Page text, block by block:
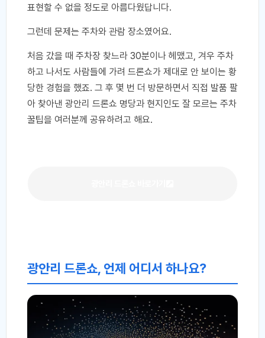
표현할 수 없을 정도로 아름다웠답니다.
그런데 문제는 주차와 관람 장소였어요.
처음 갔을 때 주차장 찾느라 30분이나 헤맸고, 겨우 주차
하고 나서도 사람들에 가려 드론쇼가 제대로 안 보이는 황
당한 경험을 했죠. 그 후 몇 번 더 방문하면서 직접 발품 팔
아 찾아낸 광안리 드론쇼 명당과 현지인도 잘 모르는 주차
꿀팁을 여러분께 공유하려고 해요.
광안리 드론쇼, 언제 어디서 하나요?